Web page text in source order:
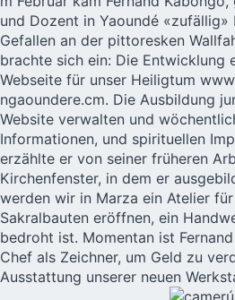
und Dozent in Yaoundé
Gefallen an der pittoresken
brachte sich ein: Die Entwicklung
Webseite für unser Heiligtum
ngaoundere.cm. Die Ausbildung
Website verwalten und
Informationen, und spirituellen
erzählte er von seiner früheren
Kirchenfenster, in dem er
werden wir in Marza ein Atelier
Sakralbauten eröffnen, ein
bedroht ist. Momentan ist
Chef als Zeichner, um Geld zu
Ausstattung unserer neuen